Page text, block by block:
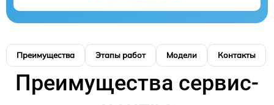
Преимущества Этапы работ Модели Контакты
Преимущества сервис-